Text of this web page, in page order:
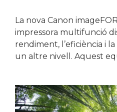
La nova Canon
impressora multifunció
rendiment, l’eficiència i
un altre nivell. Aquest